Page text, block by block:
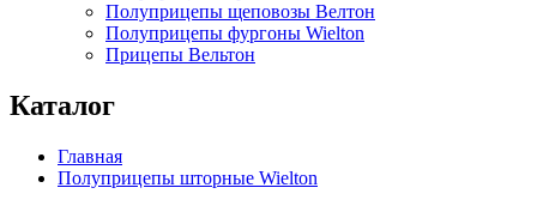
Полуприцепы щеповозы Велтон
Полуприцепы фургоны Wielton
Прицепы Вельтон
Каталог
Главная
Полуприцепы шторные Wielton